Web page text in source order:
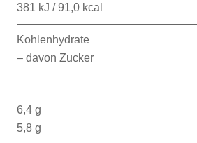
381 kJ / 91,0 kcal
Kohlenhydrate
– davon Zucker
6,4 g
5,8 g